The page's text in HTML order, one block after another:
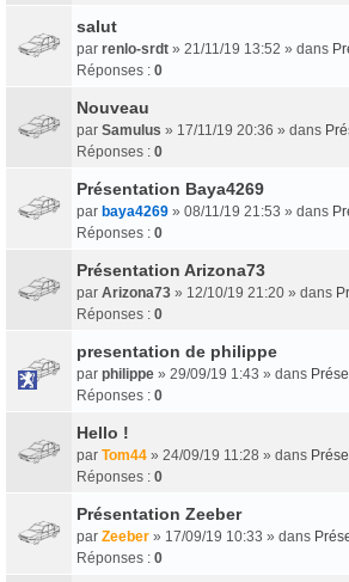
salut
par renlo-srdt » 21/11/19 13:52 » dans
Réponses : 0
Nouveau
par Samulus » 17/11/19 20:36 » dans
Réponses : 0
Présentation Baya4269
par baya4269 » 08/11/19 21:53 » dans
Réponses : 0
Présentation Arizona73
par Arizona73 » 12/10/19 21:20 » dans
Réponses : 0
presentation de philippe
par philippe » 29/09/19 1:43 » dans
Réponses : 0
Hello !
par Tom44 » 24/09/19 11:28 » dans
Réponses : 0
Présentation Zeeber
par Zeeber » 17/09/19 10:33 » dans
Réponses : 0